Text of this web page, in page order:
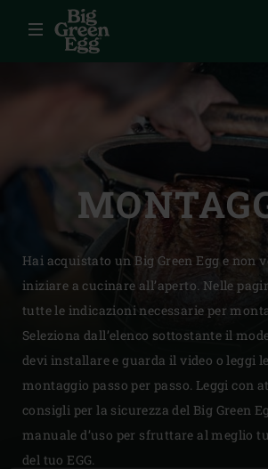
Menu
Hai acquistato un Big Green Egg e non
iniziare a cucinare all’aperto. Nelle
tutte le indicazioni necessarie per
Seleziona dall’elenco sottostante il
devi installare e guarda il video o leggi
montaggio passo per passo. Leggi con
consigli per la sicurezza del Big Green
manuale d’uso per sfruttare al meglio
del tuo EGG.